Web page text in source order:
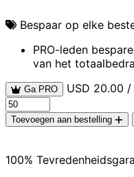
Bespaar op elke
PRO-leden
van het
Ga PRO USD 20.00 /
Toevoegen aan bestelling
100%